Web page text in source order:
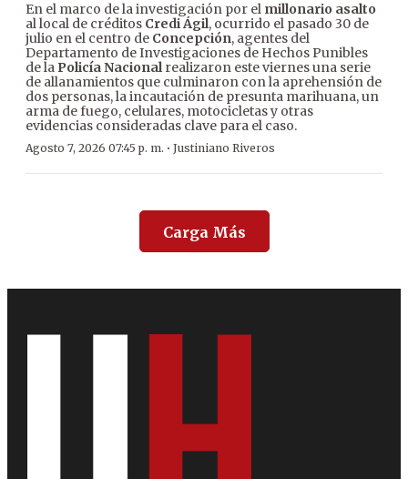
En el marco de la investigación por el millonario asalto
al local de créditos Credi Ágil, ocurrido el pasado 30 de
julio en el centro de Concepción, agentes del
Departamento de Investigaciones de Hechos Punibles
de la Policía Nacionalrealizaron este viernes una serie
de allanamientos que culminaron con la aprehensión de
dos personas, la incautación de presunta marihuana, un
arma de fuego, celulares, motocicletas y otras
evidencias consideradas clave para el caso.
Agosto 7, 2026 07:45 p. m. · Justiniano Riveros
Carga Más